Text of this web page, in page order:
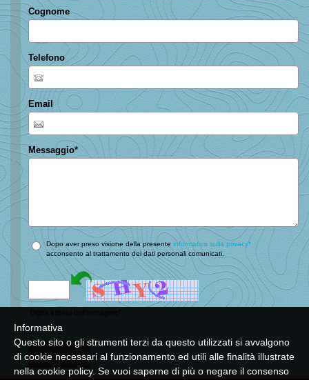
Cognome
Telefono
Email
Messaggio*
Dopo aver preso visione della presente informativa sulla privacy*
acconsento al trattamento dei dati personali comunicati.
Informativa
Questo sito o gli strumenti terzi da questo utilizzati si avvalgono
di cookie necessari al funzionamento ed utili alle finalità illustrate
nella cookie policy. Se vuoi saperne di più o negare il consenso